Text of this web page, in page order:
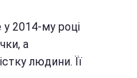
2014-му році
а
людини. Її